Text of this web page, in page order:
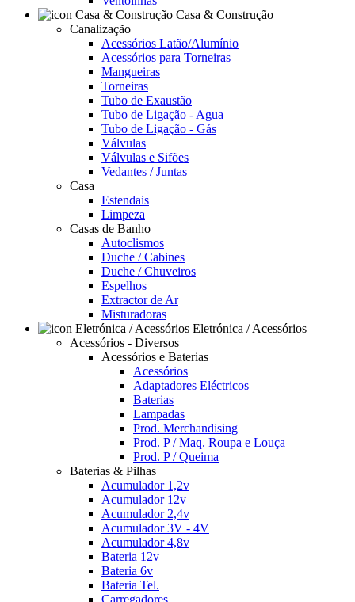
Casa & Construção
Canalização
Acessórios Latão/Alumínio
Acessórios para Torneiras
Mangueiras
Torneiras
Tubo de Exaustão
Tubo de Ligação - Agua
Tubo de Ligação - Gás
Válvulas
Válvulas e Sifões
Vedantes / Juntas
Casa
Estendais
Limpeza
Casas de Banho
Autoclismos
Duche / Cabines
Duche / Chuveiros
Espelhos
Extractor de Ar
Misturadoras
Eletrónica / Acessórios
Acessórios - Diversos
Acessórios e Baterias
Acessórios
Adaptadores Eléctricos
Baterias
Lampadas
Prod. Merchandising
Prod. P / Maq. Roupa e Louça
Prod. P / Queima
Baterias & Pilhas
Acumulador 1,2v
Acumulador 12v
Acumulador 2,4v
Acumulador 3V - 4V
Acumulador 4,8v
Bateria 12v
Bateria 6v
Bateria Tel.
Carregadores